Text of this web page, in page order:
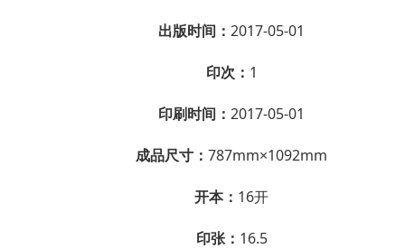
出版时间： 2017-05-01
印次： 1
印刷时间： 2017-05-01
成品尺寸： 787mm×1092mm
开本： 16开
印张： 16.5